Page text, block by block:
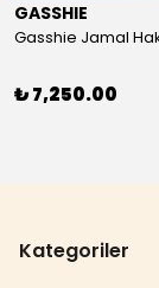
GASSHIE
₺ 7,250.00
Kategoriler